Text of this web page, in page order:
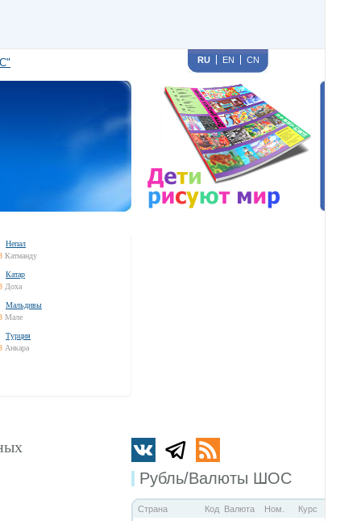
RU EN CN
Непал
Катманду
Катар
Доха
Мальдивы
Мале
Турция
Анкара
Рубль/Валюты ШОС
Страна Код Валюта Ном. Курс